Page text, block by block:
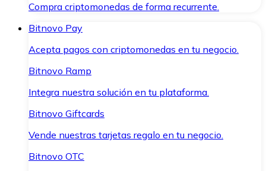
Compra criptomonedas de forma recurrente.
Bitnovo Pay
Acepta pagos con criptomonedas en tu negocio.
Bitnovo Ramp
Integra nuestra solución en tu plataforma.
Bitnovo Giftcards
Vende nuestras tarjetas regalo en tu negocio.
Bitnovo OTC